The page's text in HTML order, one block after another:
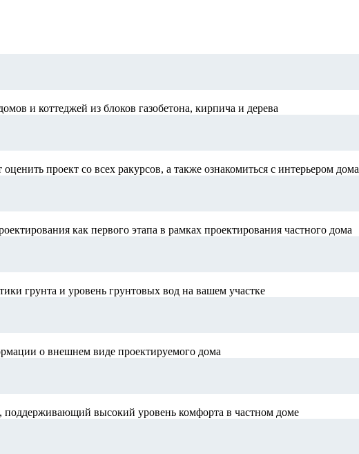
и коттеджей из блоков газобетона, кирпича и дерева
проект со всех ракурсов, а также ознакомиться с интерьером дома
как первого этапа в рамках проектирования частного дома
грунта и уровень грунтовых вод на вашем участке
о внешнем виде проектируемого дома
высокий уровень комфорта в частном доме